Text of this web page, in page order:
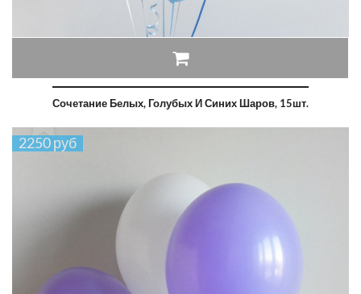
Сочетание Белых, Голубых И Синих Шаров, 15шт.
2250 руб